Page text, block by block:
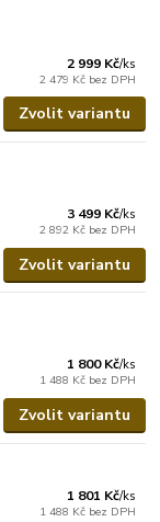
2 999 Kč/ks
2 479 Kč bez DPH
Zvolit variantu
3 499 Kč/ks
2 892 Kč bez DPH
Zvolit variantu
1 800 Kč/ks
1 488 Kč bez DPH
Zvolit variantu
1 801 Kč/ks
1 488 Kč bez DPH